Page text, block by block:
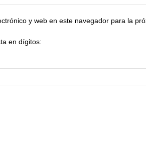
y web en este navegador para la
en dígitos: